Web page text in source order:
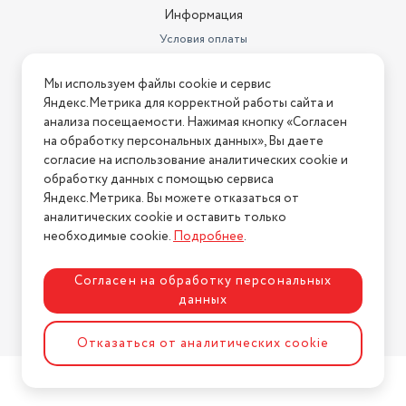
Объем холодильной камеры
240 л
378
Комплектация
Холодильник 1 шт. Стеклянные
полки 4 шт., пластиковый ящик
для фруктов и овощей 1 шт.,
пластиковый я
компрессорный
Размораживание холодильной
камеры
No Frost
Количество камер
2
Основной цвет
бежевый
Расположение морозильной
камеры / НТО
снизу
Ширина (см)
Информация
Условия оплаты
Условия возврата
Нашли ошибку на сайте? Напишите нам
2026 © Интернет-магазин "АстМаркет". У нас есть всё!
Политика конфиденциальности
Разработка сайтаASTDESIGN
Мы используем файлы cookie и сервис
Яндекс.Метрика для корректной работы сайта и
анализа посещаемости. Нажимая кнопку «Согласен
на обработку персональных данных», Вы даете
согласие на использование аналитических cookie и
обработку данных с помощью сервиса
Яндекс.Метрика. Вы можете отказаться от
аналитических cookie и оставить только
необходимые cookie.Подробнее.
Согласен на обработку персональных
данных
Отказаться от аналитических cookie